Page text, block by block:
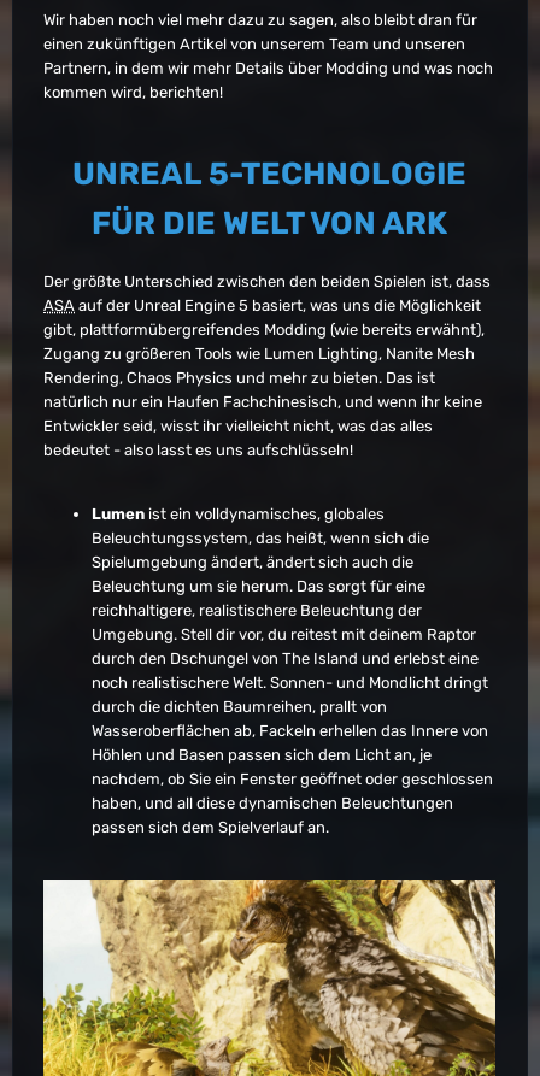
Wir haben noch viel mehr dazu zu sagen, also bleibt dran für
einen zukünftigen Artikel von unserem Team und unseren
Partnern, in dem wir mehr Details über Modding und was noch
kommen wird, berichten!
UNREAL 5-TECHNOLOGIE
FÜR DIE WELT VON ARK
Der größte Unterschied zwischen den beiden Spielen ist, dass
ASA auf der Unreal Engine 5 basiert, was uns die Möglichkeit
gibt, plattformübergreifendes Modding (wie bereits erwähnt),
Zugang zu größeren Tools wie Lumen Lighting, Nanite Mesh
Rendering, Chaos Physics und mehr zu bieten. Das ist
natürlich nur ein Haufen Fachchinesisch, und wenn ihr keine
Entwickler seid, wisst ihr vielleicht nicht, was das alles
bedeutet - also lasst es uns aufschlüsseln!
Lumen ist ein volldynamisches, globales
Beleuchtungssystem, das heißt, wenn sich die
Spielumgebung ändert, ändert sich auch die
Beleuchtung um sie herum. Das sorgt für eine
reichhaltigere, realistischere Beleuchtung der
Umgebung. Stell dir vor, du reitest mit deinem Raptor
durch den Dschungel von The Island und erlebst eine
noch realistischere Welt. Sonnen- und Mondlicht dringt
durch die dichten Baumreihen, prallt von
Wasseroberflächen ab, Fackeln erhellen das Innere von
Höhlen und Basen passen sich dem Licht an, je
nachdem, ob Sie ein Fenster geöffnet oder geschlossen
haben, und all diese dynamischen Beleuchtungen
passen sich dem Spielverlauf an.